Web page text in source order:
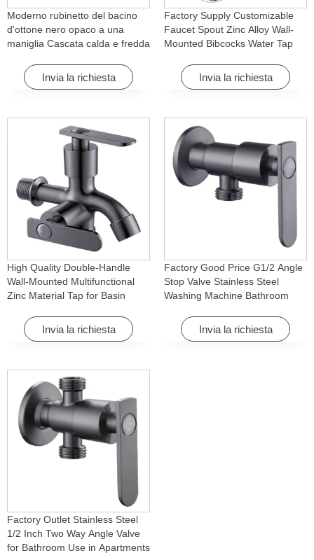
Moderno rubinetto del bacino
d'ottone nero opaco a una
maniglia Cascata calda e fredda
per Hotel& Apartment
Invia la richiesta
Factory Supply Customizable
Faucet Spout Zinc Alloy Wall-
Mounted Bibcocks Water Tap
Invia la richiesta
High Quality Double-Handle
Wall-Mounted Multifunctional
Zinc Material Tap for Basin
Homes
Invia la richiesta
Factory Good Price G1/2 Angle
Stop Valve Stainless Steel
Washing Machine Bathroom
Apartments & Hotels
Invia la richiesta
Factory Outlet Stainless Steel
1/2 Inch Two Way Angle Valve
for Bathroom Use in Apartments